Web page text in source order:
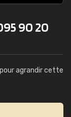
90 20
agrandir cette